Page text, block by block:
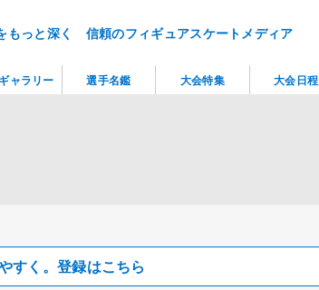
もっと深く 信頼のフィギュアスケートメディア
すく。登録はこちら
ャラリー 選手名鑑 大会特集 大会日程